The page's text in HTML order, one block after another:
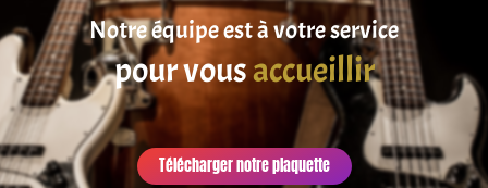
Notre équipe est à votre service
pour vousaccueillir
Télécharger notre plaquette